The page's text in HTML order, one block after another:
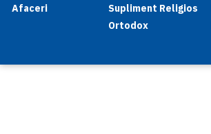
Afaceri
Supliment Religios
Ortodox